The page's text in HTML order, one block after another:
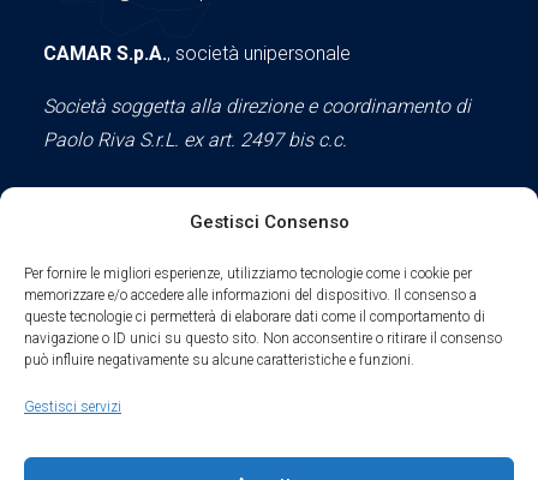
Gestisci Consenso
Per fornire le migliori esperienze, utilizziamo tecnologie come i cookie per
memorizzare e/o accedere alle informazioni del dispositivo. Il consenso a
queste tecnologie ci permetterà di elaborare dati come il comportamento di
navigazione o ID unici su questo sito. Non acconsentire o ritirare il consenso
può influire negativamente su alcune caratteristiche e funzioni.
Gestisci servizi
CAMAR S.p.A., società unipersonale
Società soggetta alla direzione e coordinamento di
Paolo Riva S.r.L. ex art. 2497 bis c.c.